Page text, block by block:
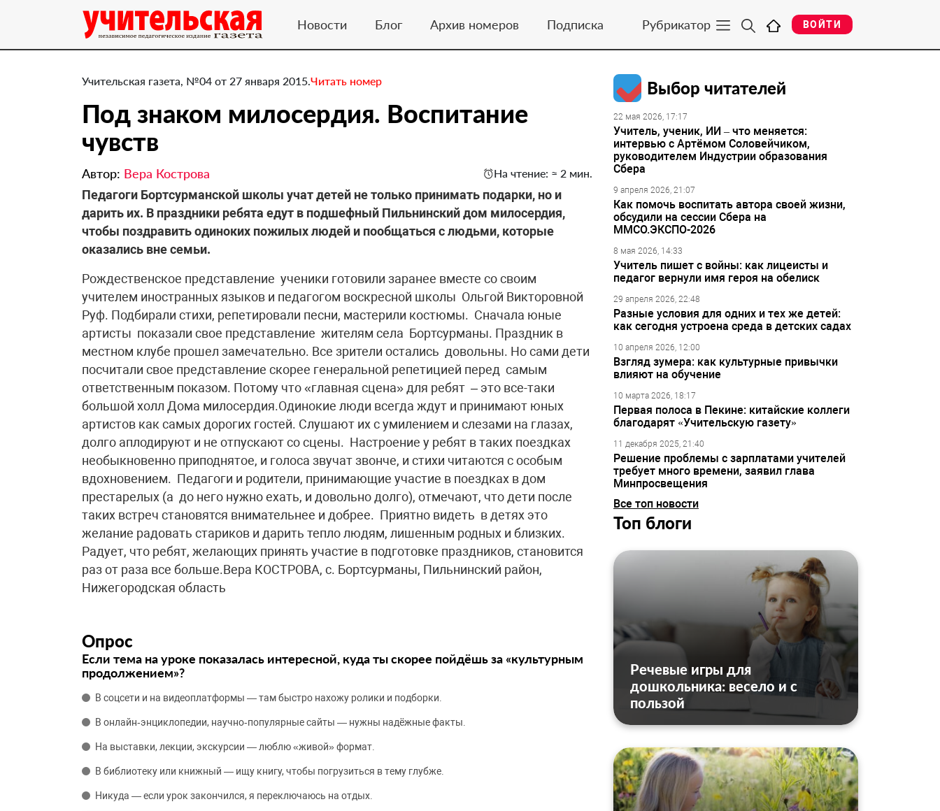
Новости Блог Архив номеров Подписка Рубрикатор ВОЙТИ
Учительская газета, №04 от 27 января 2015.Читать номер
Под знаком милосердия. ​Воспитание
чувств
Автор: Вера Кострова На чтение: ≈ 2 мин.
Педагоги Бортсурманской школы учат детей не только принимать подарки, но и
дарить их. В праздники ребята едут в подшефный Пильнинский дом милосердия,
чтобы поздравить одиноких пожилых людей и пообщаться с людьми, которые
оказались вне семьи.
Рождественское представление ученики готовили заранее вместе со своим
учителем иностранных языков и педагогом воскресной школы Ольгой Викторовной
Руф. Подбирали стихи, репетировали песни, мастерили костюмы. Сначала юные
артисты показали свое представление жителям села Бортсурманы. Праздник в
местном клубе прошел замечательно. Все зрители остались довольны. Но сами дети
посчитали свое представление скорее генеральной репетицией перед самым
ответственным показом. Потому что «главная сцена» для ребят – это все-таки
большой холл Дома милосердия.Одинокие люди всегда ждут и принимают юных
артистов как самых дорогих гостей. Слушают их с умилением и слезами на глазах,
долго аплодируют и не отпускают со сцены. Настроение у ребят в таких поездках
необыкновенно приподнятое, и голоса звучат звонче, и стихи читаются с особым
вдохновением. Педагоги и родители, принимающие участие в поездках в дом
престарелых (а до него нужно ехать, и довольно долго), отмечают, что дети после
таких встреч становятся внимательнее и добрее. Приятно видеть в детях это
желание радовать стариков и дарить тепло людям, лишенным родных и близких.
Радует, что ребят, желающих принять участие в подготовке праздников, становится
раз от раза все больше.Вера КОСТРОВА, с. Бортсурманы, Пильнинский район,
Нижегородская область
Опрос
Если тема на уроке показалась интересной, куда ты скорее пойдёшь за «культурным
продолжением»?
В соцсети и на видеоплатформы — там быстро нахожу ролики и подборки.
В онлайн‑энциклопедии, научно‑популярные сайты — нужны надёжные факты.
На выставки, лекции, экскурсии — люблю «живой» формат.
В библиотеку или книжный — ищу книгу, чтобы погрузиться в тему глубже.
Никуда — если урок закончился, я переключаюсь на отдых.
Выбор читателей
22 мая 2026, 17:17
Учитель, ученик, ИИ – что меняется:
интервью с Артёмом Соловейчиком,
руководителем Индустрии образования
Сбера
9 апреля 2026, 21:07
Как помочь воспитать автора своей жизни,
обсудили на сессии Сбера на
ММСО.ЭКСПО-2026
8 мая 2026, 14:33
Учитель пишет с войны: как лицеисты и
педагог вернули имя героя на обелиск
29 апреля 2026, 22:48
Разные условия для одних и тех же детей:
как сегодня устроена среда в детских садах
10 апреля 2026, 12:00
Взгляд зумера: как культурные привычки
влияют на обучение
10 марта 2026, 18:17
Первая полоса в Пекине: китайские коллеги
благодарят «Учительскую газету»
11 декабря 2025, 21:40
Решение проблемы с зарплатами учителей
требует много времени, заявил глава
Минпросвещения
Все топ новости
Топ блоги
Речевые игры для
дошкольника: весело и с
пользой